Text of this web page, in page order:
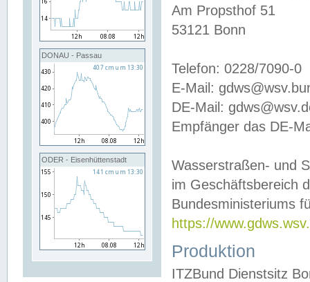
DONAU - Passau
ODER - Eisenhüttenstadt
Am Propsthof 51
53121 Bonn
Telefon: 0228/7090-0
E-Mail:
DE-Mail:
Empfänger das DE-
Wasserstraßen- und
im Geschäftsbereich
Bundesministeriums
https://
Produktion
ITZBund Dienstsitz